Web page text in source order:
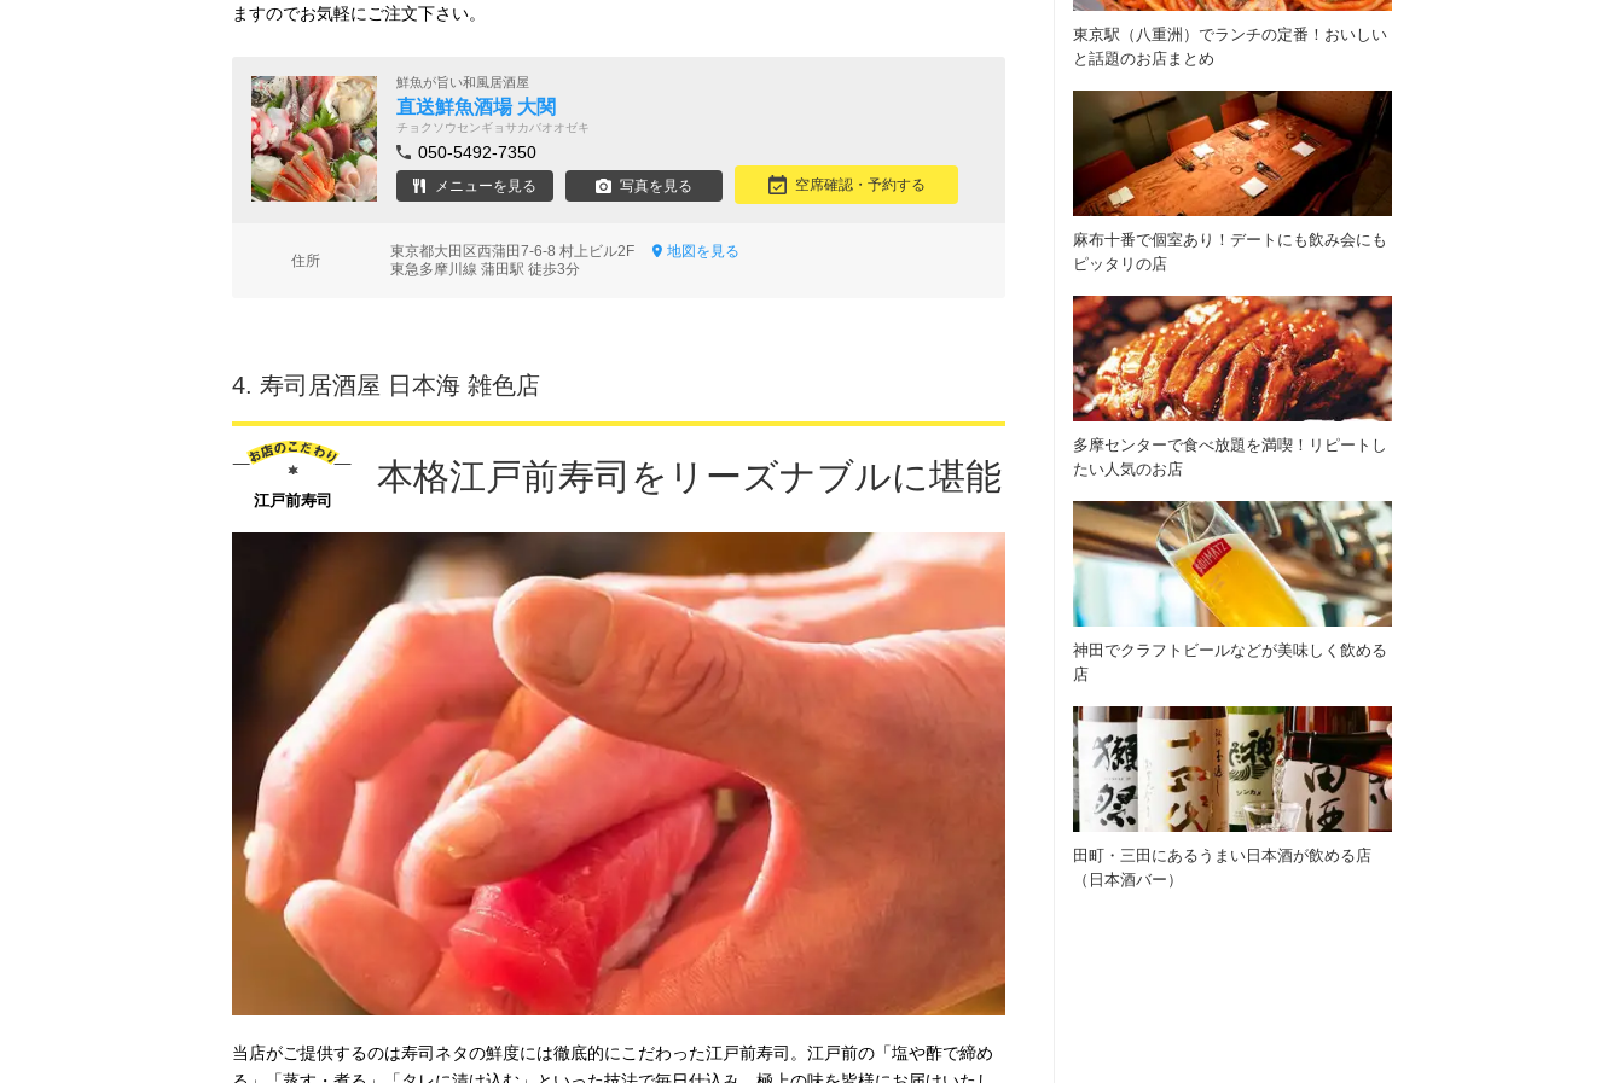
ますのでお気軽にご注文下さい。
鮮魚が旨い和風居酒屋
直送鮮魚酒場 大関
チョクソウセンギョサカバオオゼキ
050-5492-7350
メニューを見る 写真を見る 空席確認・予約する
住所
東京都大田区西蒲田7-6-8 村上ビル2F
地図を見る
東急多摩川線 蒲田駅 徒歩3分
4. 寿司居酒屋 日本海 雑色店
江戸前寿司
本格江戸前寿司をリーズナブルに堪能
当店がご提供するのは寿司ネタの鮮度には徹底的にこだわった江戸前寿司。江戸前の「塩や酢で締め
東京駅（八重洲）でランチの定番！おいしい
と話題のお店まとめ
麻布十番で個室あり！デートにも飲み会にも
ピッタリの店
多摩センターで食べ放題を満喫！リピートし
たい人気のお店
神田でクラフトビールなどが美味しく飲める
店
田町・三田にあるうまい日本酒が飲める店
（日本酒バー）